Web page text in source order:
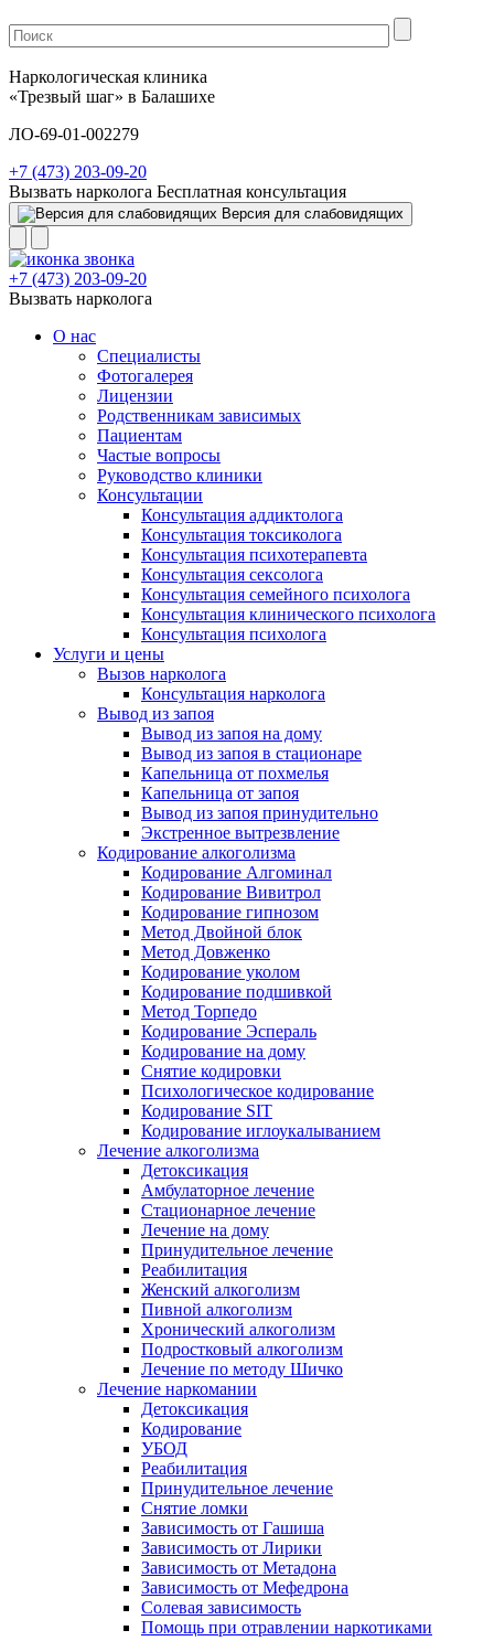
Наркологическая клиника
«Трезвый шаг» в Балашихе
ЛО-69-01-002279
+7 (473) 203-09-20
Вызвать нарколога Бесплатная консультация
Версия для слабовидящих
+7 (473) 203-09-20
Вызвать нарколога
О нас
Специалисты
Фотогалерея
Лицензии
Родственникам зависимых
Пациентам
Частые вопросы
Руководство клиники
Консультации
Консультация аддиктолога
Консультация токсиколога
Консультация психотерапевта
Консультация сексолога
Консультация семейного психолога
Консультация клинического психолога
Консультация психолога
Услуги и цены
Вызов нарколога
Консультация нарколога
Вывод из запоя
Вывод из запоя на дому
Вывод из запоя в стационаре
Капельница от похмелья
Капельница от запоя
Вывод из запоя принудительно
Экстренное вытрезвление
Кодирование алкоголизма
Кодирование Алгоминал
Кодирование Вивитрол
Кодирование гипнозом
Метод Двойной блок
Метод Довженко
Кодирование уколом
Кодирование подшивкой
Метод Торпедо
Кодирование Эспераль
Кодирование на дому
Снятие кодировки
Психологическое кодирование
Кодирование SIT
Кодирование иглоукалыванием
Лечение алкоголизма
Детоксикация
Амбулаторное лечение
Стационарное лечение
Лечение на дому
Принудительное лечение
Реабилитация
Женский алкоголизм
Пивной алкоголизм
Хронический алкоголизм
Подростковый алкоголизм
Лечение по методу Шичко
Лечение наркомании
Детоксикация
Кодирование
УБОД
Реабилитация
Принудительное лечение
Снятие ломки
Зависимость от Гашиша
Зависимость от Лирики
Зависимость от Метадона
Зависимость от Мефедрона
Солевая зависимость
Помощь при отравлении наркотиками